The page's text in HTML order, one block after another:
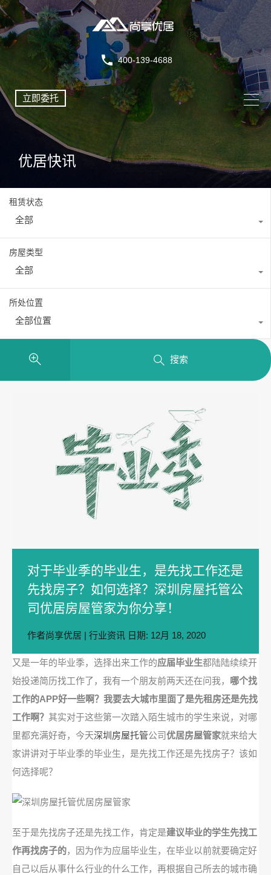
400-139-4688
立即委托
优居快讯
租赁状态
全部
房屋类型
全部
所处位置
全部位置
搜索
对于毕业季的毕业生，是先找工作还是
先找房子？如何选择？深圳房屋托管公
司优居房屋管家为你分享！
作者尚享优居 | 行业资讯 日期: 12月 18, 2020
又是一年的毕业季，选择出来工作的应届毕业生都陆陆续续开
始投递简历找工作了，我有一个朋友前两天还在问我， 哪个找
工作的APP好一些啊？我要去大城市里面了是先租房还是先找
工作啊？ 其实对于这些第一次踏入陌生城市的学生来说，对哪
里都充满好奇，今天深圳房屋托管公司优居房屋管家就来给大
家讲讲对于毕业季的毕业生，是先找工作还是先找房子？该如
何选择呢？
至于是先找房子还是先找工作，肯定是建议毕业的学生先找工
作再找房子的，因为作为应届毕业生，在毕业以前就要确定好
自己以后从事什么行业的什么工作，再根据自己所去的城市确